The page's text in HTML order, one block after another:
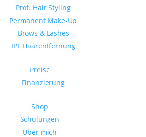
Prof. Hair Styling
Permanent Make-Up
Brows & Lashes
IPL Haarentfernung
Preise
Finanzierung
Shop
Schulungen
Über mich